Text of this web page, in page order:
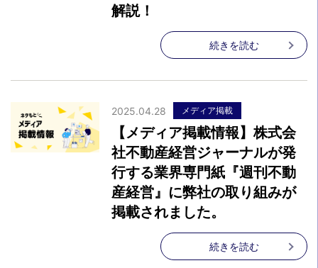
解説！
続きを読む
2025.04.28 メディア掲載
【メディア掲載情報】株式会
社不動産経営ジャーナルが発
行する業界専門紙『週刊不動
産経営』に弊社の取り組みが
掲載されました。
続きを読む